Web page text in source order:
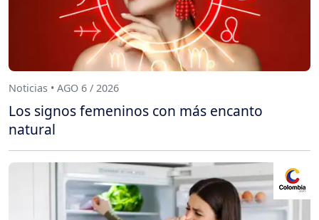
Noticias • AGO 6 / 2026
Los signos femeninos con más encanto
natural